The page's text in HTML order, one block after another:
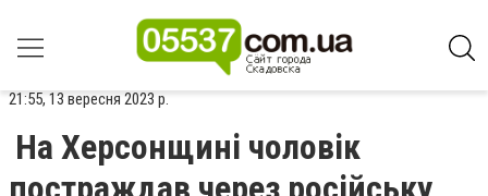
21:55, 13 вересня 2023 р.
На Херсонщині чоловік